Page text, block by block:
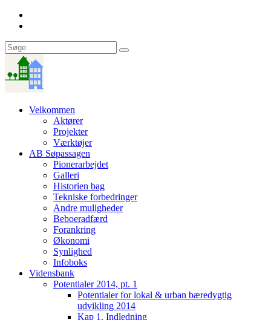
Velkommen
Aktører
Projekter
Værktøjer
AB Søpassagen
Pionerarbejdet
Galleri
Historien bag
Tekniske forbedringer
Andre muligheder
Beboeradfærd
Forankring
Økonomi
Synlighed
Infoboks
Vidensbank
Potentialer 2014, pt. 1
Potentialer for lokal & urban bæredygtig
udvikling 2014
Kap 1. Indledning